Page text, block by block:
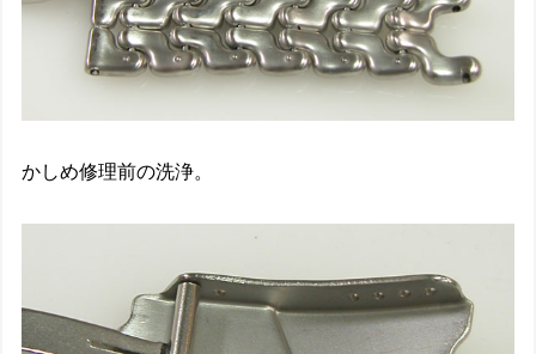
かしめ修理前の洗浄。